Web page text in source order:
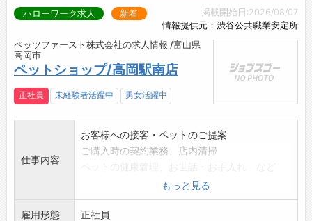
掲載開始日:2026/08/07
情報提供元：渋谷公共職業安定所
ハローワーク求人 新着
ペッツファースト株式会社の求人情報 /富山県
高岡市
ペットショップ/高岡駅南店
正社員 未経験者活躍中 男女活躍中
仕事内容
お客様への接客・ペットのご提案
ご購入時の契約業務、店内清掃
まずはご来店されたお客様にカンタンなお声掛
けから行います。
お客様に子犬・子猫を抱っこして頂いて、その
もっと見る
雇用形態 正社員